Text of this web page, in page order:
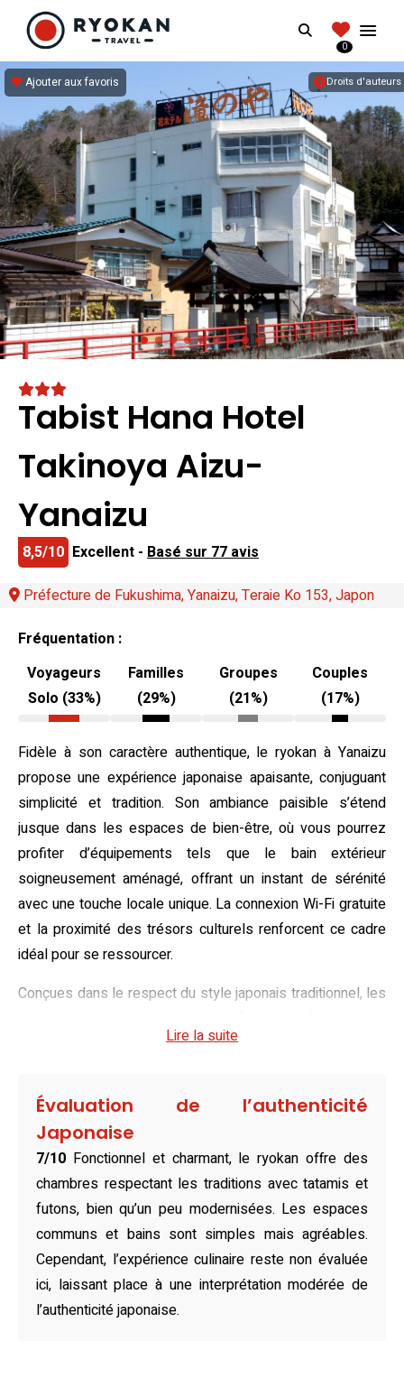
RYOKANTRAVEL
Vivez l'expérience authentique d'un Ryokan
Search
0
Droits d'auteurs
Ajouter aux favoris
Tabist Hana Hotel
Takinoya Aizu-
Yanaizu
8,5/10 Excellent - Basé sur 77 avis
Préfecture de Fukushima, Yanaizu, Teraie Ko 153, Japon
Fréquentation :
Voyageurs
Solo (33%)
Familles
(29%)
Groupes
(21%)
Couples
(17%)
Fidèle à son caractère authentique, le ryokan à Yanaizu
propose une expérience japonaise apaisante, conjuguant
simplicité et tradition. Son ambiance paisible s’étend
jusque dans les espaces de bien-être, où vous pourrez
profiter d’équipements tels que le bain extérieur
soigneusement aménagé, offrant un instant de sérénité
avec une touche locale unique. La connexion Wi-Fi gratuite
et la proximité des trésors culturels renforcent ce cadre
idéal pour se ressourcer.
Conçues dans le respect du style japonais traditionnel, les
des tatamis apaisants. Qu’il s’agisse de séjourner en
chambre simple à une chambre quadruple permettent de
personnaliser l’expérience, tout en maintenant une
atmosphère raffinée et intimiste.
Faisant honneur à la cuisine japonaise, le restaurant du
ryokan, 雲井茶屋, invite à découvrir des saveurs
authentiques dans une ambiance traditionnelle. Pour
diversifier vos expériences gustatives, plusieurs
restaurants locaux comme ぱん工房 あかべこ, situés à
quelques pas, offrent un éventail supplémentaire d’options
Lire la suite
Évaluation de l’authenticité
Japonaise
7/10 Fonctionnel et charmant, le ryokan offre des
chambres respectant les traditions avec tatamis et
futons, bien qu’un peu modernisées. Les espaces
communs et bains sont simples mais agréables.
Cependant, l’expérience culinaire reste non évaluée
ici, laissant place à une interprétation modérée de
l’authenticité japonaise.